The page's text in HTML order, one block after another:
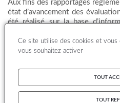
Aux fins des rapportages
état d’avancement des
été réalisé sur la base
dispositif de surveillance.
cours. Il s’agit des ZR Réunion,
Martinique, Hauts de France et
de Cayenne, Réunion-Volcan,
et Laval. Enfin, la ZAG de
Ce site utilise des cookies et
vous souhaitez activer
TOUT
TOUT